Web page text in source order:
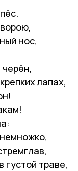
нос,
лапах,
густой траве,